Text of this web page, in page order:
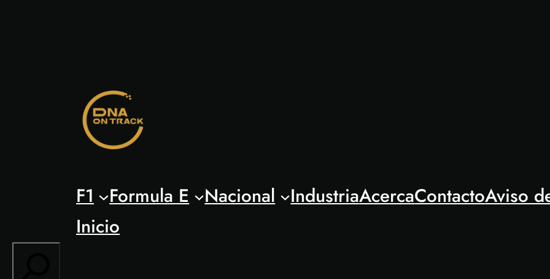
F1 Formula E Nacional IndustriaAcercaContactoAviso
Inicio